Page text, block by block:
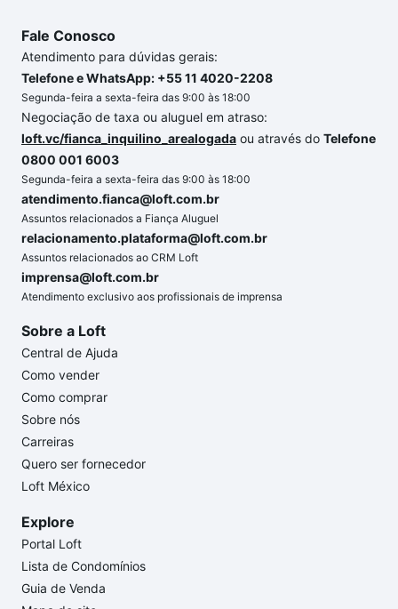
Fale Conosco
Atendimento para dúvidas gerais:
Telefone e WhatsApp: +55 11 4020-2208
Segunda-feira a sexta-feira das 9:00 às 18:00
Negociação de taxa ou aluguel em atraso:
loft.vc/fianca_inquilino_arealogada ou através do Telefone
0800 001 6003
Segunda-feira a sexta-feira das 9:00 às 18:00
atendimento.fianca@loft.com.br
Assuntos relacionados a Fiança Aluguel
relacionamento.plataforma@loft.com.br
Assuntos relacionados ao CRM Loft
imprensa@loft.com.br
Atendimento exclusivo aos profissionais de imprensa
Sobre a Loft
Central de Ajuda
Como vender
Como comprar
Sobre nós
Carreiras
Quero ser fornecedor
Loft México
Explore
Portal Loft
Lista de Condomínios
Guia de Venda